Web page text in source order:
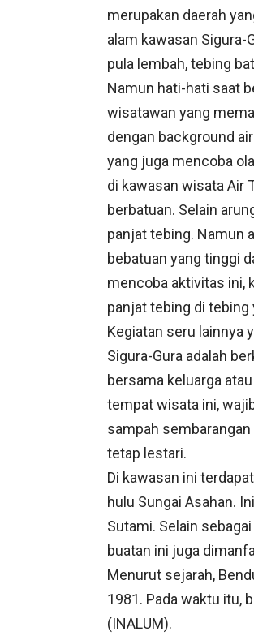
merupakan daerah
alam kawasan
pula lembah, tebing
Namun hati-hati saat
wisatawan yang
dengan background
yang juga mencoba
di kawasan wisata Air
berbatuan. Selain
panjat tebing. Namun
bebatuan yang tinggi
mencoba aktivitas ini,
panjat tebing di tebing
Kegiatan seru lainnya
Sigura-Gura adalah
bersama keluarga
tempat wisata ini,
sampah
tetap lestari.
Di kawasan ini
hulu Sungai Asahan.
Sutami. Selain
buatan ini juga
Menurut sejarah,
1981. Pada waktu itu,
(INALUM).